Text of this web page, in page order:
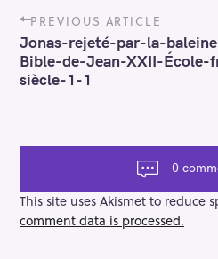
P
o
s
t
n
t
i
o
PREVIOUS ARTICLE
Jonas-rejeté-par-la-
Bible-de-Jean-XXII-École-
siècle-1-1
0
This site uses Akismet to reduce
comment data is processed.